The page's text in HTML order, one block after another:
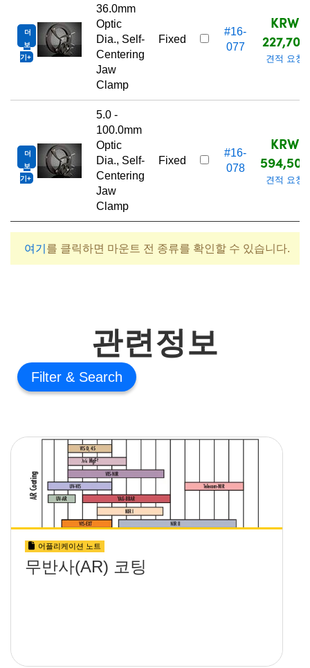
더
보
기
36.0mm
Optic
Dia., Self-
Centering
Jaw
Clamp
Fixed
#16-
077
KRW
227,700
견적 요청
더
보
기
5.0 -
100.0mm
Optic
Dia., Self-
Centering
Jaw
Clamp
Fixed
#16-
078
KRW
594,500
견적 요청
여기 를 클릭하면 마운트 전 종류를 확인할 수 있습니다.
관련정보
Filter
어플리케이션 노트
무반사(AR) 코팅